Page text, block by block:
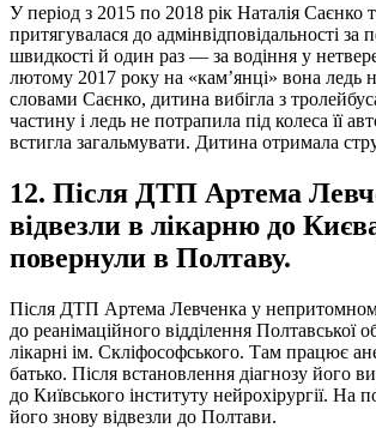
У період з 2015 по 2018 рік Наталія Саєнко
притягувалася до адмінвідповідальності за
швидкості й один раз — за водіння у
лютому 2017 року на «кам’янці» вона ледь
словами Саєнко, дитина вибігла з
частину і ледь не потрапила під колеса її
встигла загальмувати. Дитина отримала
12. Після ДТП Артема
відвезли в лікарню до
повернули в Полтаву.
Після ДТП Артема Левченка у
до реанімаційного відділення Полтавської
лікарні ім. Скліфософського. Там працює
батько. Після встановлення діагнозу його
до Київського інституту нейрохірургії. На
його знову відвезли до Полтави.